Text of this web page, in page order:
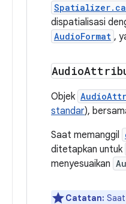
dispatialisasi
AudioFormat ,
Audio
Objek
standar),
Saat memanggil
ditetapkan untuk
menyesuaikan
Catatan: